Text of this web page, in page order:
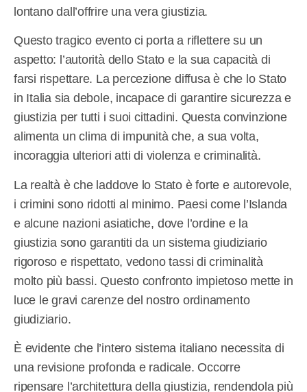
lontano dall’offrire una vera giustizia.
Questo tragico evento ci porta a riflettere su un
aspetto: l’autorità dello Stato e la sua capacità di
farsi rispettare. La percezione diffusa è che lo Stato
in Italia sia debole, incapace di garantire sicurezza e
giustizia per tutti i suoi cittadini. Questa convinzione
alimenta un clima di impunità che, a sua volta,
incoraggia ulteriori atti di violenza e criminalità.
La realtà è che laddove lo Stato è forte e autorevole,
i crimini sono ridotti al minimo. Paesi come l’Islanda
e alcune nazioni asiatiche, dove l’ordine e la
giustizia sono garantiti da un sistema giudiziario
rigoroso e rispettato, vedono tassi di criminalità
molto più bassi. Questo confronto impietoso mette in
luce le gravi carenze del nostro ordinamento
giudiziario.
È evidente che l’intero sistema italiano necessita di
una revisione profonda e radicale. Occorre
ripensare l’architettura della giustizia, rendendola più